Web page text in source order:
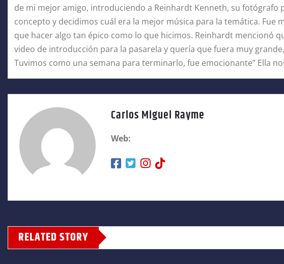
de mi mejor amigo, introduciendo a Reinhardt Kenneth, su fotógrafo
concepto y decidimos cuál era la mejor música para la temática. Fue
que hacer algo tan épico como lo que hicimos. Reinhardt mencionó
video de introducción para la pasarela y quería que fuera muy
Tuvimos como una semana para terminarlo, fue emocionante” Ella
Carlos Miguel Rayme
Web:
RELATED STORY